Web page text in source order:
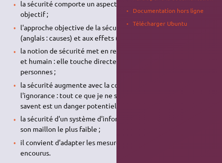
la sécurité comporte un aspect psychologique et un aspect
objectif ;
l'approche objective de la sécurité s'intéresse aux causes
(anglais : causes) et aux effets (anglais : effects) ;
la notion de sécurité met en relation les milieux technique
et humain : elle touche directement la formation des
personnes ;
la sécurité augmente avec la connaissance et diminue avec
l'ignorance : tout ce que je ne sais pas mais que les autres
savent est un danger potentiel (paranoïa) ;
la sécurité d'un système d'informations est égale à celle de
son maillon le plus faible ;
il convient d'adapter les mesures de protection aux risques
encourus.
Documentation hors ligne
Télécharger Ubuntu